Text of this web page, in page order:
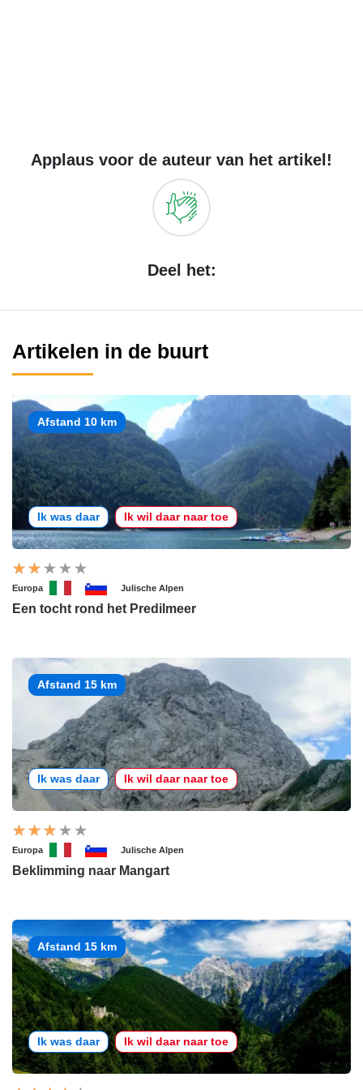
Applaus voor de auteur van het artikel!
Deel het:
Artikelen in de buurt
Afstand 10 km
Ik was daar Ik wil daar naar toe
Europa Julische Alpen
Een tocht rond het Predilmeer
Afstand 15 km
Ik was daar Ik wil daar naar toe
Europa Julische Alpen
Beklimming naar Mangart
Afstand 15 km
Ik was daar Ik wil daar naar toe